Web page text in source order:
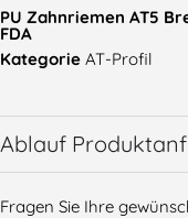
PU Zahnriemen AT5
FDA
Kategorie AT-Profil
Ablauf
Fragen Sie Ihre